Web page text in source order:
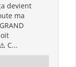
devient
ma
C...